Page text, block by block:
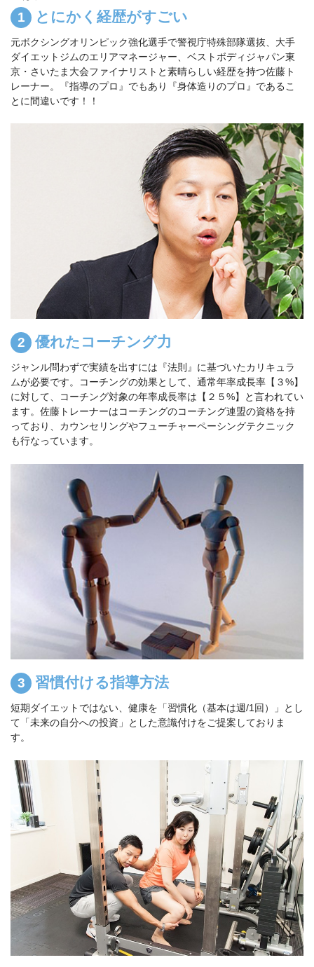
とにかく経歴がすごい
元ボクシングオリンピック強化選手で警視庁特殊部隊選抜、大手
ダイエットジムのエリアマネージャー、ベストボディジャパン東
京・さいたま大会ファイナリストと素晴らしい経歴を持つ佐藤ト
レーナー。『指導のプロ』でもあり『身体造りのプロ』であるこ
とに間違いです！！
優れたコーチング力
ジャンル問わずで実績を出すには『法則』に基づいたカリキュラ
ムが必要です。コーチングの効果として、通常年率成長率【３%】
に対して、コーチング対象の年率成長率は【２５%】と言われてい
ます。佐藤トレーナーはコーチングのコーチング連盟の資格を持
っており、カウンセリングやフューチャーペーシングテクニック
も行なっています。
習慣付ける指導方法
短期ダイエットではない、健康を「習慣化（基本は週/1回）」とし
て「未来の自分への投資」とした意識付けをご提案しておりま
す。